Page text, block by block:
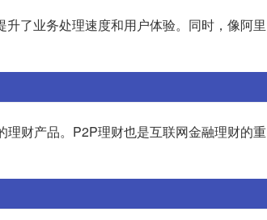
了业务处理速度和用户体验。同时，像阿里
财产品。P2P理财也是互联网金融理财的重